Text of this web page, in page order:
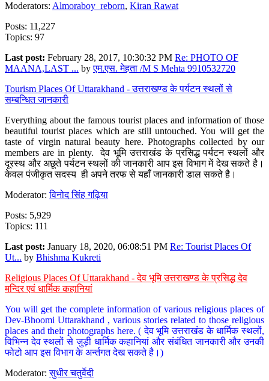
Moderators: Almoraboy_reborn, Kiran Rawat
Posts: 11,227
Topics: 97
Last post: February 28, 2017, 10:30:32 PM Re: PHOTO OF
MAANA,LAST ... byएम.एस. मेहता /M S Mehta 9910532720
Tourism Places Of Uttarakhand - उत्तराखण्ड के पर्यटन स्थलों से
सम्बन्धित जानकारी
Everything about the famous tourist places and information of those
beautiful tourist places which are still untouched. You will get the
taste of virgin natural beauty here. Photographs collected by our
members are in plenty. देव भूमि उत्तराखंड के प्रसिद्ध पर्यटन स्थलों और
दूरस्थ और अछूते पर्यटन स्थलों की जानकारी आप इस विभाग में देख सकते है।
केवल पंजीकृत सदस्य ही अपने तरफ से यहाँ जानकारी डाल सकते है।
Moderator:विनोद सिंह गढ़िया
Posts: 5,929
Topics: 111
Last post: January 18, 2020, 06:08:51 PM Re: Tourist Places Of
Ut... by Bhishma Kukreti
Religious Places Of Uttarakhand - देव भूमि उत्तराखण्ड के प्रसिद्ध देव
मन्दिर एवं धार्मिक कहानियां
You will get the complete information of various religious places of
Dev-Bhoomi Uttarakhand , various stories related to those religious
places and their photographs here. ( देव भूमि उत्तराखंड के धार्मिक स्थलों,
विभिन्न देव स्थलों से जुड़ी धार्मिक कहानियां और संबंधित जानकारी और उनकी
फोटो आप इस विभाग के अर्न्तगत देख सकते है।)
Moderator:सुधीर चतुर्वेदी